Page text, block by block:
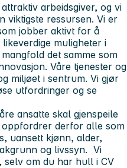
arbeidsgiver, og vi
viktigste ressursen. Vi er
jobber aktivt for å
muligheter i
det samme som
Våre tjenester og
miljøet i sentrum. Vi gjør
utfordringer og se
ansatte skal gjenspeile
derfor alle som
uansett kjønn, alder,
og livssyn. Vi
selv om du har hull i CV